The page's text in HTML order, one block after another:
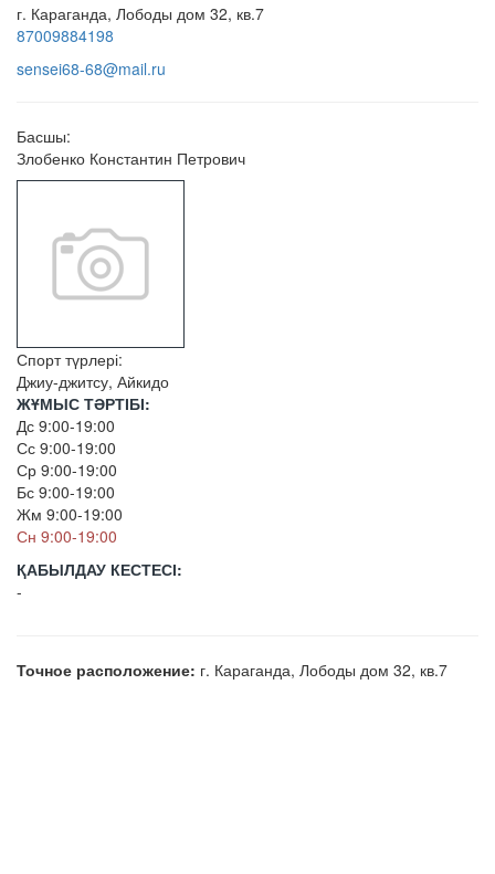
г. Караганда, Лободы дом 32, кв.7
87009884198
sensei68-68@mail.ru
Басшы:
Злобенко Константин Петрович
Спорт түрлері:
Джиу-джитсу, Айкидо
ЖҰМЫС ТӘРТІБІ:
Дс 9:00-19:00
Сс 9:00-19:00
Ср 9:00-19:00
Бс 9:00-19:00
Жм 9:00-19:00
Сн 9:00-19:00
ҚАБЫЛДАУ КЕСТЕСІ:
-
Точное расположение: г. Караганда, Лободы дом 32, кв.7